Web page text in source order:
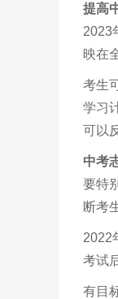
提高
2023
映在
考生
学习
可以
中考
要特
断考
2022
考试
有目